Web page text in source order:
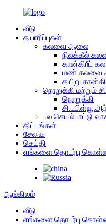
வீடு
தயாரிப்புகள்
கலவை ஆலை
நிலக்கீல்
கான்கிரீட்
மண் கலவை
கயிறு
நொறுக்கி மற்றும்
நொறுக்கி
பல செயல்பாட்டு
திட்டங்கள்
சேவை
செய்தி
எங்களை தொடர்பு
ஆங்கிலம்
வீடு
எங்களை தொடர்பு